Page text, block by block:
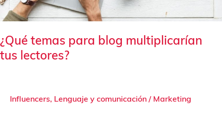
¿Qué temas para blog multiplicarían
tus lectores?
Influencers, Lenguaje y comunicación / Marketing